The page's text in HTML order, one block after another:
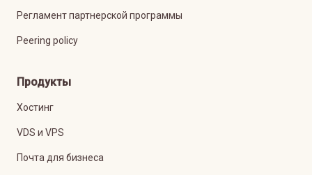
Регламент партнерской программы
Peering policy
Продукты
Хостинг
VDS и VPS
Почта для бизнеса